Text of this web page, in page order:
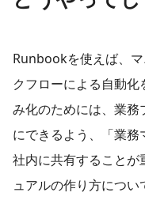
Runbookを使えば、
クフローによる自動化
み化のためには、業務
にできるよう、「業
社内に共有すること
ュアルの作り方につ